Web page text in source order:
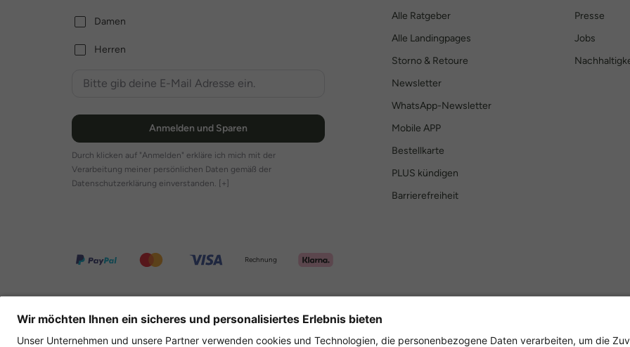
Damen
Herren
Anmelden und Sparen
Durch klicken auf "Anmelden" erkläre ich mich mit der
Verarbeitung meiner persönlichen Daten gemäß der
Datenschutzerklärung einverstanden. [+]
Alle Ratgeber
Alle Landingpages
Storno & Retoure
Newsletter
WhatsApp-Newsletter
Mobile APP
Bestellkarte
PLUS kündigen
Barrierefreiheit
Presse
Jobs
Rechnung
Sicher einkaufen mit